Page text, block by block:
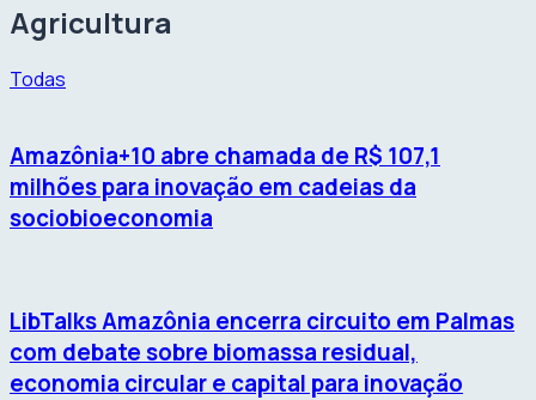
Agricultura
Todas
Amazônia+10 abre chamada de R$ 107,1
milhões para inovação em cadeias da
sociobioeconomia
LibTalks Amazônia encerra circuito em Palmas
com debate sobre biomassa residual,
economia circular e capital para inovação